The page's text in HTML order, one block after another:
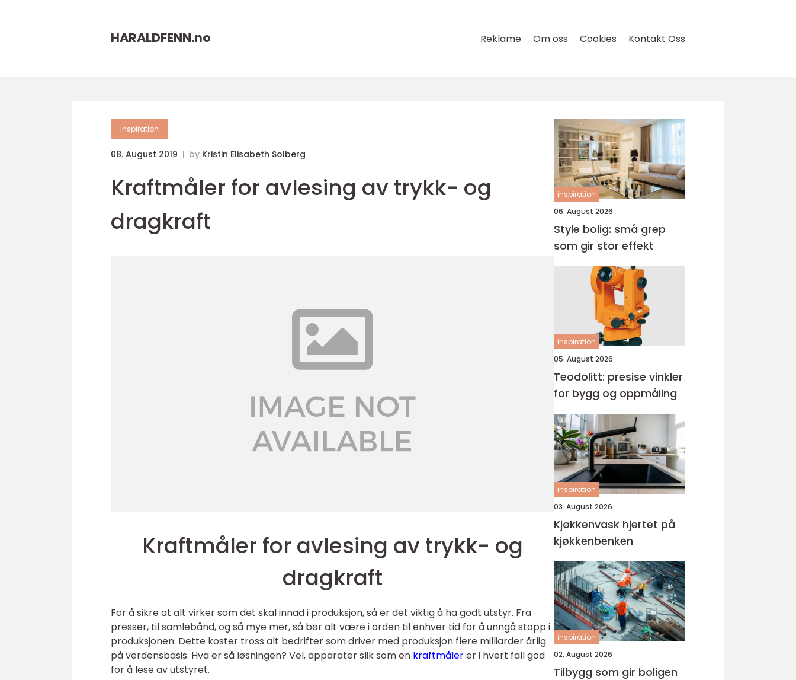
HARALDFENN.no Reklame Om oss Cookies Kontakt Oss
inspiration
08. August 2019 by Kristin Elisabeth Solberg
Kraftmåler for avlesing av trykk- og
dragkraft
Kraftmåler for avlesing av trykk- og
dragkraft
For å sikre at alt virker som det skal innad i produksjon, så er det viktig å ha godt utstyr. Fra
presser, til samlebånd, og så mye mer, så bør alt være i orden til enhver tid for å unngå stopp i
produksjonen. Dette koster tross alt bedrifter som driver med produksjon flere milliarder årlig
på verdensbasis. Hva er så løsningen? Vel, apparater slik som en kraftmålerer i hvert fall god
for å lese av utstyret.
inspiration
06. August 2026
Style bolig: små grep
som gir stor effekt
inspiration
05. August 2026
Teodolitt: presise vinkler
for bygg og oppmåling
inspiration
03. August 2026
Kjøkkenvask hjertet på
kjøkkenbenken
inspiration
02. August 2026
Tilbygg som gir boligen